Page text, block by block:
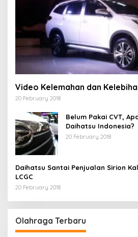
Video Kelemahan dan
20 February 2018
Belum Pakai CVT,
Daihatsu Indonesia?
20 February 2018
Daihatsu Santai Penjualan Sirion
LCGC
20 February 2018
Olahraga Terbaru